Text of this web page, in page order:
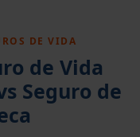
DE VIDA
de Vida
Seguro de